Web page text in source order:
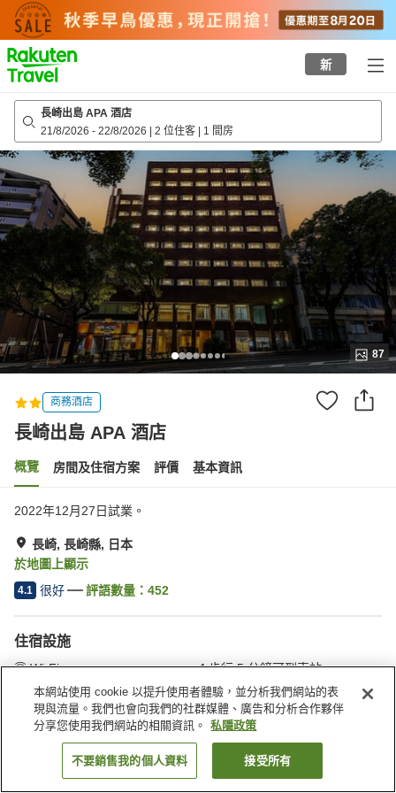
to
top
page
新
長崎出島 APA 酒店
21/8/2026 - 22/8/2026 | 2 位住客 | 1 間房
87
商務酒店
長崎出島 APA 酒店
概覽 房間及住宿方案 評價 基本資訊
2022年12月27日試業。
長崎, 長崎縣, 日本
於地圖上顯示
4.1 很好 評語數量： 452
住宿設施
Wi-Fi
步行 5 分鐘可到車站
全幢禁煙
自動販賣機
主頁 日本 長崎縣 長崎 長崎出島 APA 酒店
找客房
本網站使用 cookie 以提升使用者體驗，並分析我們網站的表
現與流量。我們也會向我們的社群媒體、廣告和分析合作夥伴
分享您使用我們網站的相關資訊。
私隱政策
不要銷售我的個人資料 接受所有